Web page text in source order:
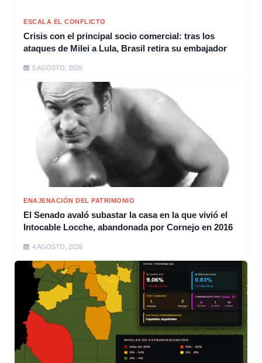
ESCALA EL CONFLICTO
Crisis con el principal socio comercial: tras los
ataques de Milei a Lula, Brasil retira su embajador
5 AGOSTO, 2026
ENAJENACIÓN DEL PATRIMONIO
El Senado avaló subastar la casa en la que vivió el
Intocable Locche, abandonada por Cornejo en 2016
4 AGOSTO, 2026